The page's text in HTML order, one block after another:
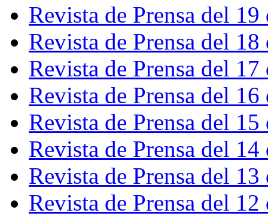
Revista de Prensa del
Revista de Prensa del
Revista de Prensa del
Revista de Prensa del
Revista de Prensa del
Revista de Prensa del
Revista de Prensa del
Revista de Prensa del